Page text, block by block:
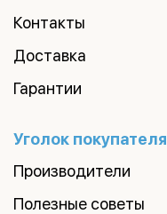
Контакты
Доставка
Гарантии
Уголок покупателя
Производители
Полезные советы